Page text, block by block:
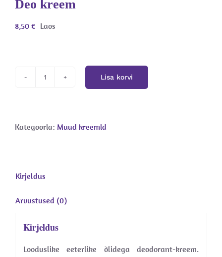
Deo kreem
8,50 € Laos
Lisa korvi
Kategooria: Muud kreemid
Kirjeldus
Arvustused (0)
Kirjeldus
Looduslike eeterlike õlidega deodorant-kreem.